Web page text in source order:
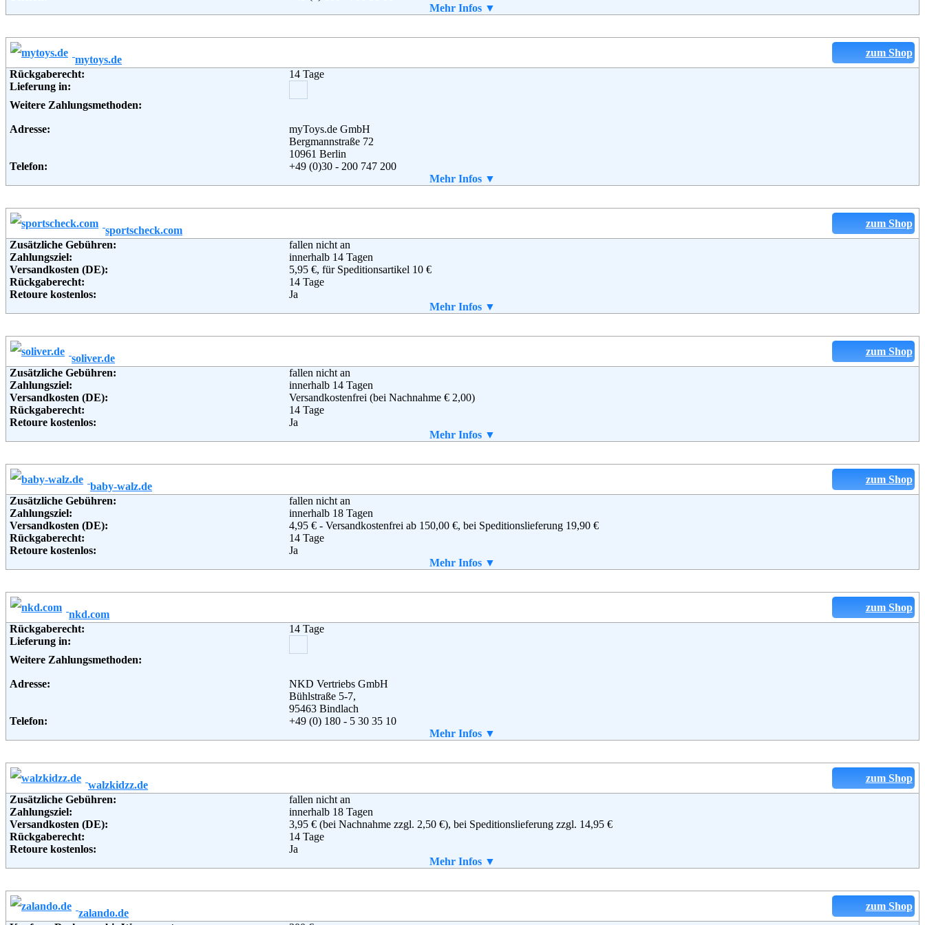
Weiterführende Informationen:
Mehr Infos ▼
zum Shop
mytoys.de
Rückgaberecht:
14 Tage
Lieferung in:
Weitere Zahlungsmethoden:
Adresse:
myToys.de GmbH
Bergmannstraße 72
10961 Berlin
Telefon:
+49 (0)30 - 200 747 200
Weiterführende Informationen:
Mehr Infos ▼
zum Shop
sportscheck.com
Zusätzliche Gebühren:
fallen nicht an
Zahlungsziel:
innerhalb 14 Tagen
Versandkosten (DE):
5,95 €, für Speditionsartikel 10 €
Rückgaberecht:
14 Tage
Retoure kostenlos:
Ja
Weitere Zahlungsmethoden:
Sendlinger Str. 6
80331 München
Telefon:
0180 55050
Fax:
0180 55051
Email:
service@sportscheck.com
Mehr Infos ▼
zum Shop
soliver.de
Zusätzliche Gebühren:
fallen nicht an
Zahlungsziel:
innerhalb 14 Tagen
Versandkosten (DE):
Versandkostenfrei (bei Nachnahme € 2,00)
Rückgaberecht:
14 Tage
Retoure kostenlos:
Ja
Weitere Zahlungsmethoden:
s.Oliver Straße 1
97228 Rottendorf
Telefon:
+49 (0) 180 - 5007704
Fax:
+49 (0) 180 - 5007705
Email:
onlineshop@soliver.com
Mehr Infos ▼
zum Shop
baby-walz.de
Zusätzliche Gebühren:
fallen nicht an
Zahlungsziel:
innerhalb 18 Tagen
Versandkosten (DE):
4,95 € - Versandkostenfrei ab 150,00 €, bei Speditionslieferung 19,90 €
Rückgaberecht:
14 Tage
Retoure kostenlos:
Ja
Weitere Zahlungsmethoden:
Steinstraße 28
Telefon:
+49 (0) 180 5 33 40 11
Fax:
Email:
info@baby-walz.de
Blog,AGB
Mehr Infos ▼
zum Shop
nkd.com
Rückgaberecht:
14 Tage
Lieferung in:
Weitere Zahlungsmethoden:
Adresse:
NKD Vertriebs GmbH
Bühlstraße 5-7,
95463 Bindlach
Telefon:
+49 (0) 180 - 5 30 35 10
Weiterführende Informationen:
Mehr Infos ▼
zum Shop
walzkidzz.de
Zusätzliche Gebühren:
fallen nicht an
Zahlungsziel:
innerhalb 18 Tagen
Versandkosten (DE):
3,95 € (bei Nachnahme zzgl. 2,50 €), bei Speditionslieferung zzgl. 14,95 €
Rückgaberecht:
14 Tage
Retoure kostenlos:
Ja
Weitere Zahlungsmethoden:
Mehr Infos ▼
zum Shop
zalando.de